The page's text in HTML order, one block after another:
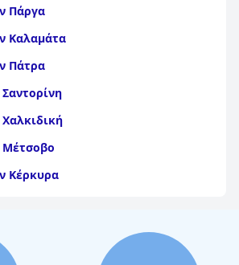
Πάργα
Καλαμάτα
Πάτρα
Μέτσοβο
Κέρκυρα
Αίγινα
Πάρο